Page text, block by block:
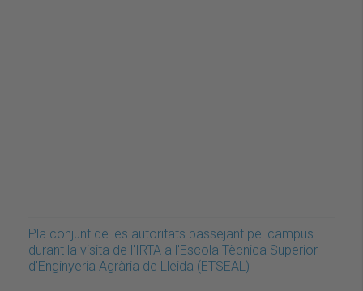
Pla conjunt de les autoritats passejant pel campus
durant la visita de l'IRTA a l'Escola Tècnica Superior
d'Enginyeria Agrària de Lleida (ETSEAL)